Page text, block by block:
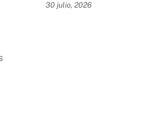
30 julio, 2026